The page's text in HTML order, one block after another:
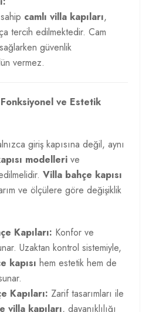
camlı villa kapıları,
tercih edilmektedir. Cam
güvenlik
vermez.
ve Estetik
giriş kapısına değil, aynı
modelleri ve
Villa bahçe kapısı
ve ölçülere göre değişiklik
Kapıları: Konfor ve
Uzaktan kontrol sistemiyle,
kapısı hem estetik hem de
Kapıları: Zarif tasarımları ile
villa kapıları, dayanıklılığı